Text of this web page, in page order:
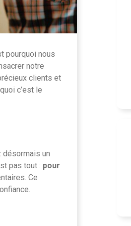
pourquoi nous
notre
clients et
c’est le
désormais un
pas tout : pour
Ce